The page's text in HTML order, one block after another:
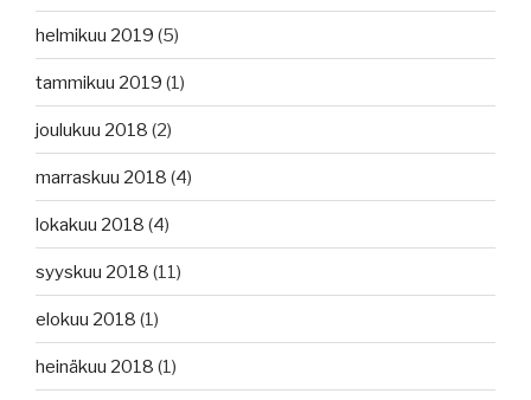
helmikuu 2019 (5)
tammikuu 2019 (1)
joulukuu 2018 (2)
marraskuu 2018 (4)
lokakuu 2018 (4)
syyskuu 2018 (11)
elokuu 2018 (1)
heinäkuu 2018 (1)